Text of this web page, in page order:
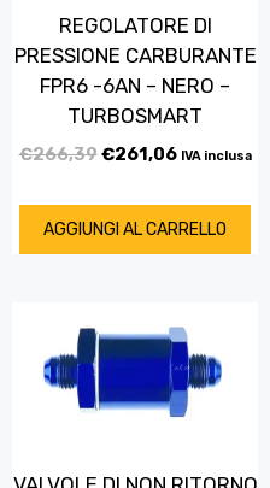
REGOLATORE DI
PRESSIONE CARBURANTE
FPR6 -6AN – NERO –
TURBOSMART
€266,39€261,06 IVA inclusa
AGGIUNGI AL CARRELLO